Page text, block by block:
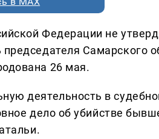
Федерации не
Самарского
26 мая.
деятельность в
дело об убийстве